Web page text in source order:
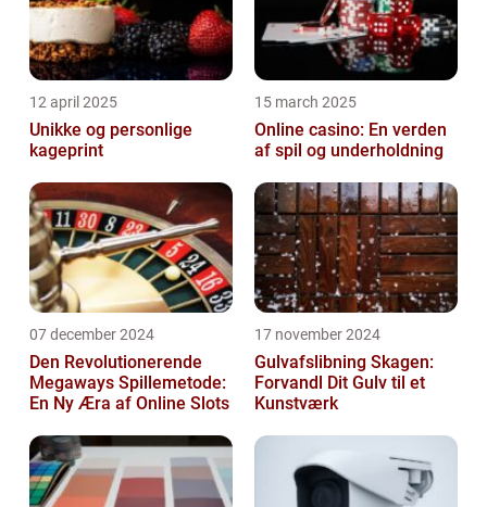
12 april 2025
Unikke og personlige
kageprint
15 march 2025
Online casino: En verden
af spil og underholdning
07 december 2024
Den Revolutionerende
Megaways Spillemetode:
En Ny Æra af Online Slots
17 november 2024
Gulvafslibning Skagen:
Forvandl Dit Gulv til et
Kunstværk